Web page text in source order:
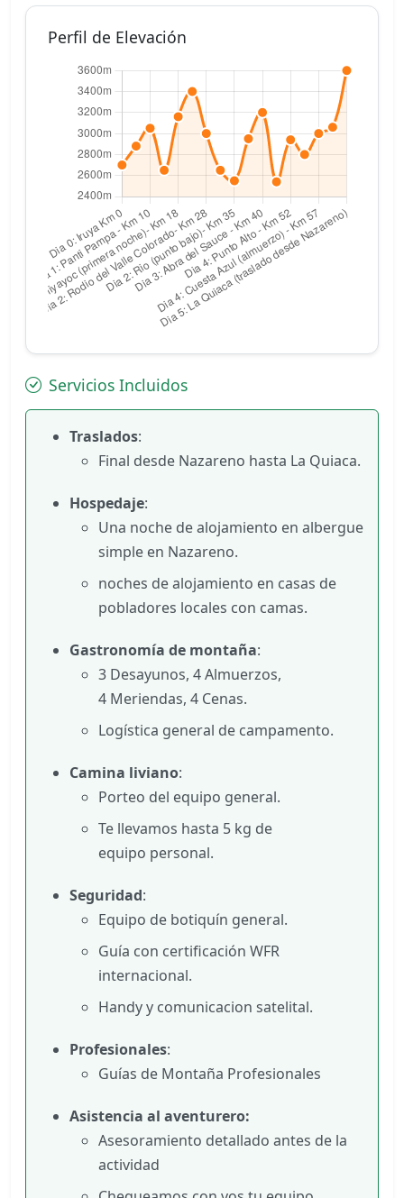
Perfil de Elevación
Servicios Incluidos
Traslados:
Final desde Nazareno hasta La Quiaca.
Hospedaje:
Una noche de alojamiento en albergue
simple en Nazareno.
noches de alojamiento en casas de
pobladores locales con camas.
Gastronomía de montaña:
3 Desayunos, 4 Almuerzos,
4 Meriendas, 4 Cenas.
Logística general de campamento.
Camina liviano:
Porteo del equipo general.
Te llevamos hasta 5 kg de
equipo personal.
Seguridad:
Equipo de botiquín general.
Guía con certificación WFR
internacional.
Handy y comunicacion satelital.
Profesionales:
Guías de Montaña Profesionales
Asistencia al aventurero:
Asesoramiento detallado antes de la
actividad